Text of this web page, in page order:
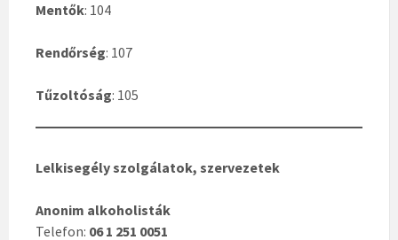
Mentők: 104
Rendőrség: 107
Tűzoltóság: 105
Lelkisegély szolgálatok, szervezetek
Anonim alkoholisták
Telefon: 06 1 251 0051